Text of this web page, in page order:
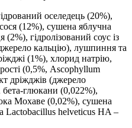
оселедець (20%),
(12%), сушена яблучна
(2%), гідролізований соус із
кальцію), лушпиння та
(1%), хлорид натрію,
(0,5%, Ascophyllum
дріжджів (джерело
бета-глюкани (0,022%),
Мохаве (0,02%), сушена
Lactobacillus helveticus HA –